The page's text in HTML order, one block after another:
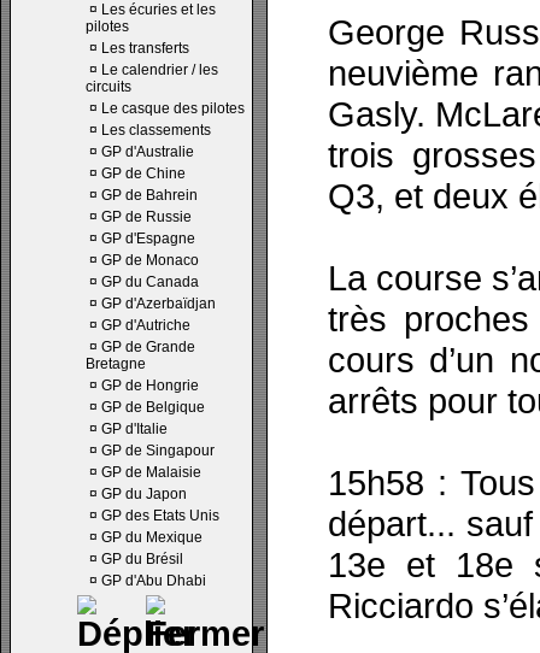
¤ Les écuries et les
pilotes
¤ Les transferts
¤ Le calendrier / les
circuits
¤ Le casque des pilotes
¤ Les classements
¤ GP d'Australie
¤ GP de Chine
¤ GP de Bahrein
¤ GP de Russie
¤ GP d'Espagne
¤ GP de Monaco
¤ GP du Canada
¤ GP d'Azerbaïdjan
¤ GP d'Autriche
¤ GP de Grande
Bretagne
¤ GP de Hongrie
¤ GP de Belgique
¤ GP d'Italie
¤ GP de Singapour
¤ GP de Malaisie
¤ GP du Japon
¤ GP des Etats Unis
¤ GP du Mexique
¤ GP du Brésil
¤ GP d'Abu Dhabi
George
neuvième
Gasly.
trois
Q3, et deux
La course
très
cours d’un
arrêts pour
15h58 :
départ...
13e et 18e
Ricciardo